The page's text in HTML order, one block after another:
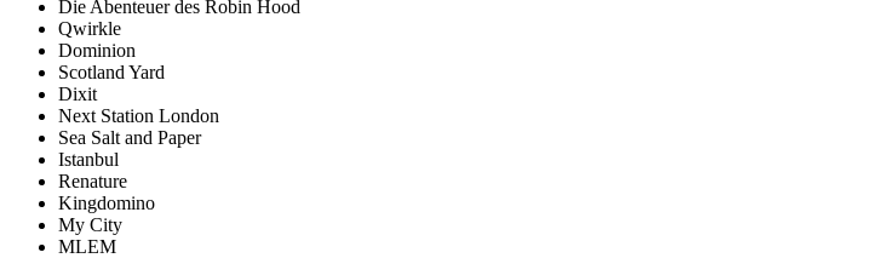
Die Abenteuer des Robin Hood
Qwirkle
Dominion
Scotland Yard
Dixit
Next Station London
Sea Salt and Paper
Istanbul
Renature
Kingdomino
My City
MLEM